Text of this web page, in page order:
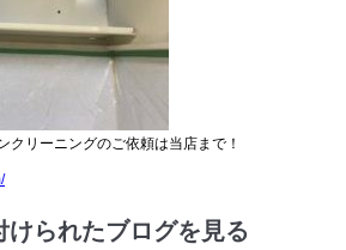
クリーニングのご依頼は当店まで！
けられたブログを見る